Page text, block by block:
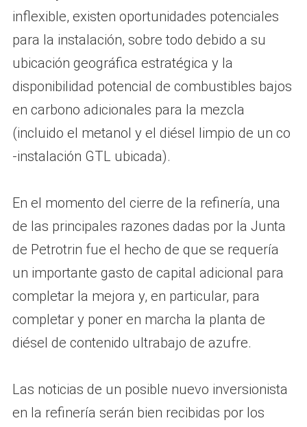
inflexible, existen oportunidades potenciales
para la instalación, sobre todo debido a su
ubicación geográfica estratégica y la
disponibilidad potencial de combustibles bajos
en carbono adicionales para la mezcla
(incluido el metanol y el diésel limpio de un co
-instalación GTL ubicada).
En el momento del cierre de la refinería, una
de las principales razones dadas por la Junta
de Petrotrin fue el hecho de que se requería
un importante gasto de capital adicional para
completar la mejora y, en particular, para
completar y poner en marcha la planta de
diésel de contenido ultrabajo de azufre.
Las noticias de un posible nuevo inversionista
en la refinería serán bien recibidas por los